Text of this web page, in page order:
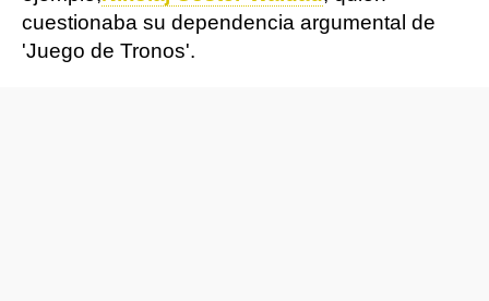
cuestionaba su dependencia argumental de
'Juego de Tronos'.